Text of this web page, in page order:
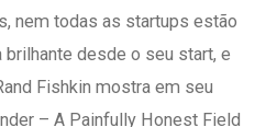
nem todas as startups estão
brilhante desde o seu start, e
Fishkin mostra em seu
– A Painfully Honest Field